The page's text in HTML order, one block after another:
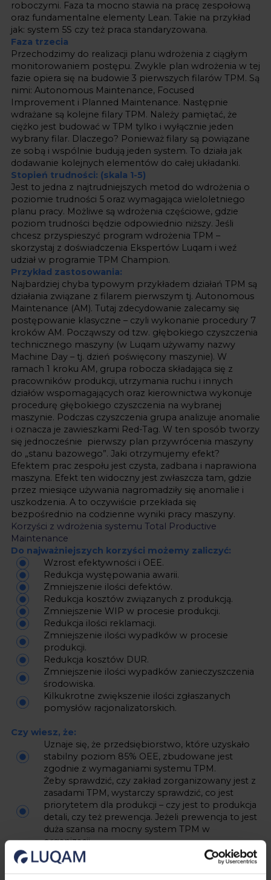
roboczymi. Faza ta mocno stawia na pracę zespołową
oraz fundamentalne elementy Lean. Takie na przykład
jak: system 5S czy też praca standaryzowana.
Faza trzecia
Przechodzimy do realizacji planu wdrożenia z ciągłym
monitorowaniem postępu. Zwykle plan wdrożenia w tej
fazie opiera się na budowie 3 pierwszych filarów TPM. Są
nimi: Autonomous Maintenance, Focused
Improvement i Planned Maintenance. Następnie
wdrażane są kolejne filary TPM. Należy pamiętać, że
ciężko jest budować w TPM tylko i wyłącznie jeden
wybrany filar. Dlaczego? Ponieważ filary są powiązane
ze sobą i wspólnie budują jeden system. To działa jak
dodawanie kolejnych elementów do całej układanki.
Stopień trudności: (skala 1-5)
Jest to jedna z najtrudniejszych metod do wdrożenia o
poziomie trudności 5 oraz wymagająca wieloletniego
planu pracy. Możliwe są wdrożenia częściowe, gdzie
poziom trudności będzie odpowiednio niższy. Jeśli
chcesz przyspieszyć program wdrożenia TPM –
skorzystaj z doświadczenia Ekspertów Luqam i weź
udział w programie TPM Champion.
Przykład zastosowania:
Najbardziej chyba typowym przykładem działań TPM są
działania związane z filarem pierwszym tj. Autonomous
Maintenance (AM). Tutaj zdecydowanie zalecamy się
postępowanie klasyczne – czyli wykonanie procedury 7
kroków AM. Począwszy od tzw. głębokiego czyszczenia
technicznego maszyny (w Luqam używamy nazwy
Machine Day – tj. dzień poświęcony maszynie). W
ramach 1 kroku AM, grupa robocza składająca się z
pracowników produkcji, utrzymania ruchu i innych
działów wspomagających oraz kierownictwa wykonuje
procedurę głębokiego czyszczenia na wybranej
maszynie. Podczas czyszczenia grupa analizuje anomalie
i oznacza je zawieszkami Red-Tag. W ten sposób tworzy
się jednocześnie pierwszy plan przywrócenia maszyny
do „stanu bazowego”. Jaki otrzymujemy efekt?
Efektem prac zespołu jest czysta, zadbana i naprawiona
maszyna. Efekt ten widoczny jest zwłaszcza tam, gdzie
przez miesiące używania nagromadziły się anomalie i
uszkodzenia. A to oczywiście przekłada się
bezpośrednio na codzienne wyniki pracy maszyny.
Korzyści z wdrożenia systemu Total Productive
Maintenance
Do najważniejszych korzyści możemy zaliczyć:
Wzrost efektywności i OEE.
Redukcja występowania awarii.
Zmniejszenie ilości defektów.
Redukcja kosztów związanych z produkcją.
Zmniejszenie WIP w procesie produkcji.
Redukcja ilości reklamacji.
Zmniejszenie ilości wypadków w procesie
produkcji.
Redukcja kosztów DUR.
Zmniejszenie ilości wypadków zanieczyszczenia
środowiska.
Kilkukrotne zwiększenie ilości zgłaszanych
pomysłów racjonalizatorskich.
Czy wiesz, że:
Uznaje się, że przedsiębiorstwo, które uzyskało
stabilny poziom 85% OEE, zbudowane jest
zgodnie z wymaganiami systemu TPM.
Żeby sprawdzić, czy zakład zorganizowany jest z
zasadami TPM, wystarczy sprawdzić, co jest
priorytetem dla produkcji – czy jest to produkcja
detali, czy też prewencja. Jeżeli prewencja to jest
duża szansa na mocny system TPM w
organizacji.
Cel TPM (lub jego brak) utożsamia się z
opowieścią o drwalu (tzw. dylemat drwala) – „Był